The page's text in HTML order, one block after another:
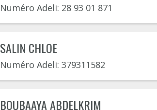
Numéro Adeli: 28 93 01 871
SALIN CHLOE
Numéro Adeli: 379311582
BOUBAAYA ABDELKRIM